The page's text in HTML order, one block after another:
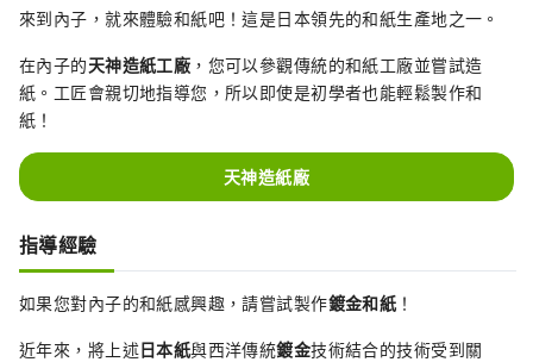
來到內子，就來體驗和紙吧！這是日本領先的和紙生產地之一。
在內子的天神造紙工廠 ，您可以參觀傳統的和紙工廠並嘗試造
紙。工匠會親切地指導您，所以即使是初學者也能輕鬆製作和
紙！
天神造紙廠
指導經驗
如果您對內子的和紙感興趣，請嘗試製作鍍金和紙 ！
近年來，將上述日本紙與西洋傳統鍍金技術結合的技術受到關